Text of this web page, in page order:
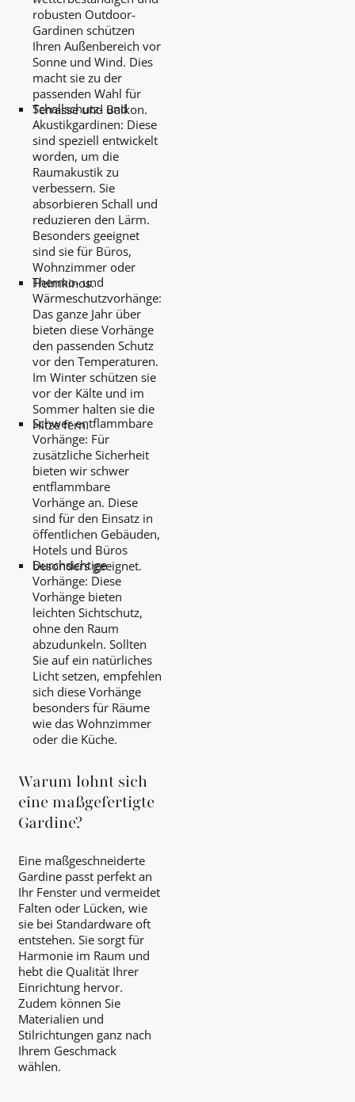
robusten Outdoor-
Gardinen schützen
Ihren Außenbereich vor
Sonne und Wind. Dies
macht sie zu der
passenden Wahl für
Terrasse und Balkon.
Schallschutz- und
Akustikgardinen: Diese
sind speziell entwickelt
worden, um die
Raumakustik zu
verbessern. Sie
absorbieren Schall und
reduzieren den Lärm.
Besonders geeignet
sind sie für Büros,
Wohnzimmer oder
Heimkinos.
Thermo- und
Wärmeschutzvorhänge:
Das ganze Jahr über
bieten diese Vorhänge
den passenden Schutz
vor den Temperaturen.
Im Winter schützen sie
vor der Kälte und im
Sommer halten sie die
Hitze fern.
Schwer entflammbare
Vorhänge: Für
zusätzliche Sicherheit
bieten wir schwer
entflammbare
Vorhänge an. Diese
sind für den Einsatz in
öffentlichen Gebäuden,
Hotels und Büros
besonders geeignet.
Durchsichtige
Vorhänge: Diese
Vorhänge bieten
leichten Sichtschutz,
ohne den Raum
abzudunkeln. Sollten
Sie auf ein natürliches
Licht setzen, empfehlen
sich diese Vorhänge
besonders für Räume
wie das Wohnzimmer
oder die Küche.
Warum lohnt sich
eine maßgefertigte
Gardine?
Eine maßgeschneiderte
Gardine passt perfekt an
Ihr Fenster und vermeidet
Falten oder Lücken, wie
sie bei Standardware oft
entstehen. Sie sorgt für
Harmonie im Raum und
hebt die Qualität Ihrer
Einrichtung hervor.
Zudem können Sie
Materialien und
Stilrichtungen ganz nach
Ihrem Geschmack
wählen.